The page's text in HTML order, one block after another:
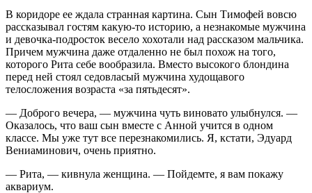
В коридоре ее ждала странная картина. Сын Тимофей вовсю
рассказывал гостям какую-то историю, а незнакомые мужчина
и девочка-подросток весело хохотали над рассказом мальчика.
Причем мужчина даже отдаленно не был похож на того,
которого Рита себе вообразила. Вместо высокого блондина
перед ней стоял седовласый мужчина худощавого
телосложения возраста «за пятьдесят».
— Доброго вечера, — мужчина чуть виновато улыбнулся. —
Оказалось, что ваш сын вместе с Анной учится в одном
классе. Мы уже тут все перезнакомились. Я, кстати, Эдуард
Вениаминович, очень приятно.
— Рита, — кивнула женщина. — Пойдемте, я вам покажу
аквариум.